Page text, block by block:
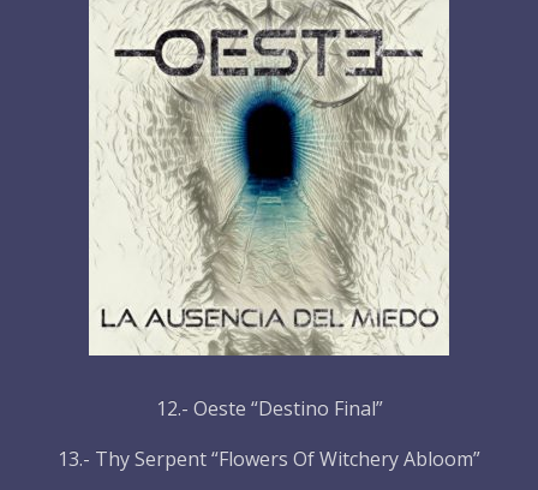
12.- Oeste “Destino Final”
13.- Thy Serpent “Flowers Of Witchery Abloom”